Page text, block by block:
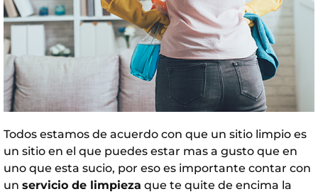
Todos estamos de acuerdo con que un sitio limpio es
un sitio en el que puedes estar mas a gusto que en
uno que esta sucio, por eso es importante contar con
un servicio de limpieza que te quite de encima la